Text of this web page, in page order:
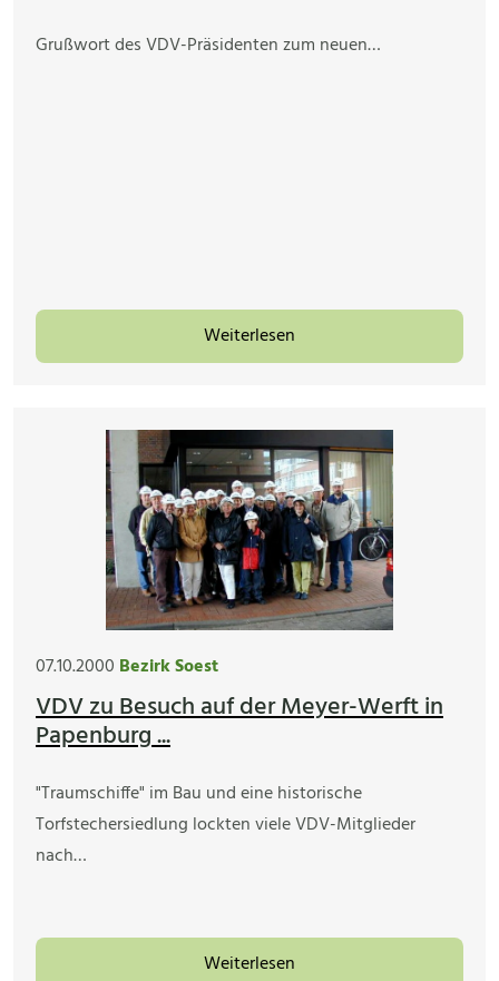
Grußwort des VDV-Präsidenten zum neuen…
Weiterlesen
07.10.2000 Bezirk Soest
VDV zu Besuch auf der Meyer-Werft in
Papenburg ...
"Traumschiffe" im Bau und eine historische
Torfstechersiedlung lockten viele VDV-Mitglieder
nach…
Weiterlesen